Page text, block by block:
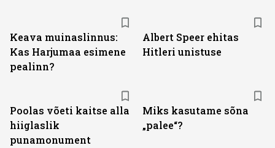
Keava muinaslinnus:
Kas Harjumaa esimene
pealinn?
Albert Speer ehitas
Hitleri unistuse
Poolas võeti kaitse alla
hiiglaslik
punamonument
Miks kasutame sõna
„palee“?